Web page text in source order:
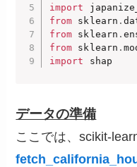
import
from sklearn .
from sklearn .
from sklearn .
import shap
データの準備
ここでは、scikit-